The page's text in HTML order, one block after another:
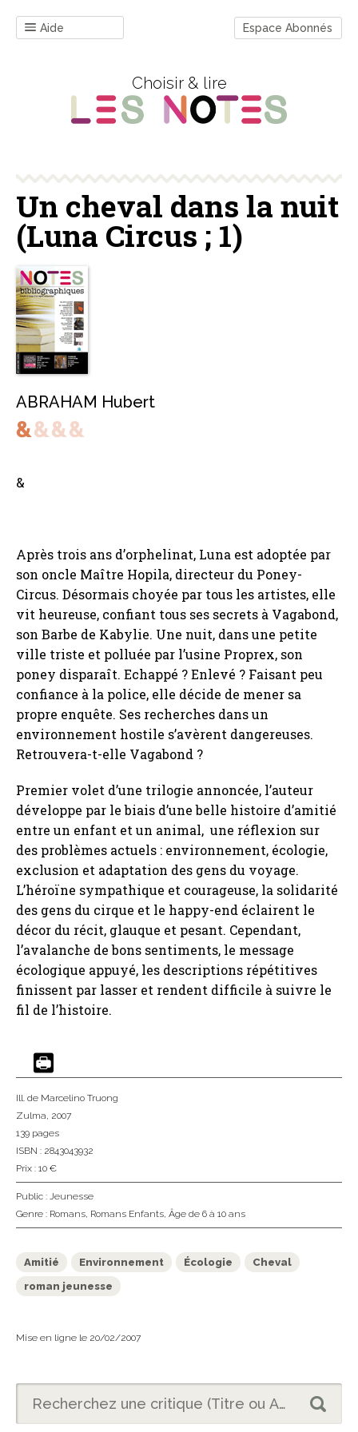
Aide Espace Abonnés
Choisir & lire
Un cheval dans la nuit
(Luna Circus ; 1)
ABRAHAM Hubert
&
Après trois ans d’orphelinat, Luna est adoptée par
son oncle Maître Hopila, directeur du Poney-
Circus. Désormais choyée par tous les artistes, elle
vit heureuse, confiant tous ses secrets à Vagabond,
son Barbe de Kabylie. Une nuit, dans une petite
ville triste et polluée par l’usine Proprex, son
poney disparaît. Echappé ? Enlevé ? Faisant peu
confiance à la police, elle décide de mener sa
propre enquête. Ses recherches dans un
environnement hostile s’avèrent dangereuses.
Retrouvera-t-elle Vagabond ?
Premier volet d’une trilogie annoncée, l’auteur
développe par le biais d’une belle histoire d’amitié
entre un enfant et un animal, une réflexion sur
des problèmes actuels : environnement, écologie,
exclusion et adaptation des gens du voyage.
L’héroïne sympathique et courageuse, la solidarité
des gens du cirque et le happy-end éclairent le
décor du récit, glauque et pesant. Cependant,
l’avalanche de bons sentiments, le message
écologique appuyé, les descriptions répétitives
finissent par lasser et rendent difficile à suivre le
fil de l’histoire.
Ill. de Marcelino Truong
Zulma, 2007
139 pages
ISBN : 2843043932
Prix : 10 €
Public : Jeunesse
Genre : Romans, Romans Enfants, Âge de 6 à 10 ans
Amitié Environnement Écologie
Cheval
roman jeunesse
Mise en ligne le 20/02/2007